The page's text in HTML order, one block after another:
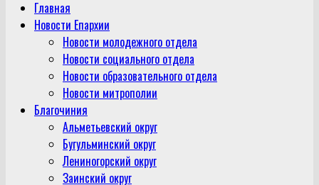
Главная
Новости Епархии
Новости молодежного отдела
Новости социального отдела
Новости образовательного отдела
Новости митрополии
Благочиния
Альметьевский округ
Бугульминский округ
Лениногорский округ
Заинский округ